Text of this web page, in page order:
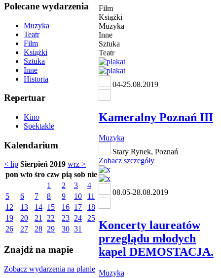
Polecane wydarzenia
Muzyka
Teatr
Film
Książki
Sztuka
Inne
Historia
Repertuar
Kino
Spektakle
Kalendarium
< lip Sierpień 2019 wrz >
pon wto śro czw pią sob nie
1
2 3
4
5
6 7 8 9 10
11
12
13 14 15 16 17
18
19
20 21 22 23 24
25
26
27 28 29 30 31
Znajdź na mapie
Zobacz wydarzenia na planie
Film
Książki
Muzyka
Inne
Sztuka
Teatr
04-25.08.2019
Kameralny Poznań III
Muzyka
Stary Rynek, Poznań
Zobacz szczegóły
08.05-28.08.2019
Koncerty laureatów
przeglądu młodych
kapel DEMOSTACJA.
Muzyka